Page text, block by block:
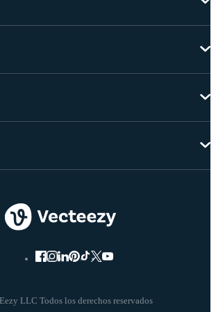
LLC Todos los derechos reservados